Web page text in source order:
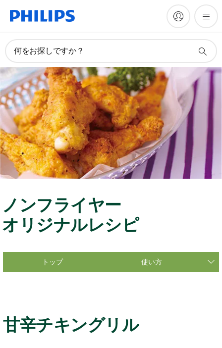
何をお探しですか？
ノンフライヤー
オリジナルレシピ
トップ 使い方
甘辛チキングリル